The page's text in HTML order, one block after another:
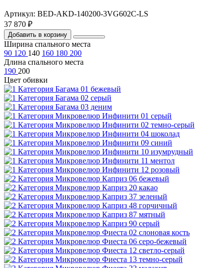
Артикул: BED-AKD-140200-3VG602C-LS
37 870 ₽
Добавить в корзину
Ширина спального места
90 120 140 160 180 200
Длина спального места
190 200
Цвет обивки